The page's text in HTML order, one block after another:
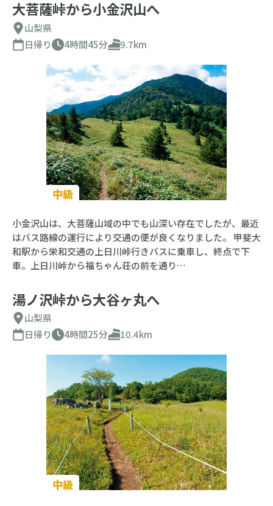
大菩薩峠から小金沢山へ
山梨県
日帰り
4時間45分 9.7km
中級
小金沢山は、大菩薩山域の中でも山深い存在でしたが、最近
はバス路線の運行により交通の便が良くなりました。 甲斐大
和駅から栄和交通の上日川峠行きバスに乗車し、終点で下
車。上日川峠から福ちゃん荘の前を通り…
湯ノ沢峠から大谷ヶ丸へ
山梨県
日帰り
4時間25分 10.4km
中級